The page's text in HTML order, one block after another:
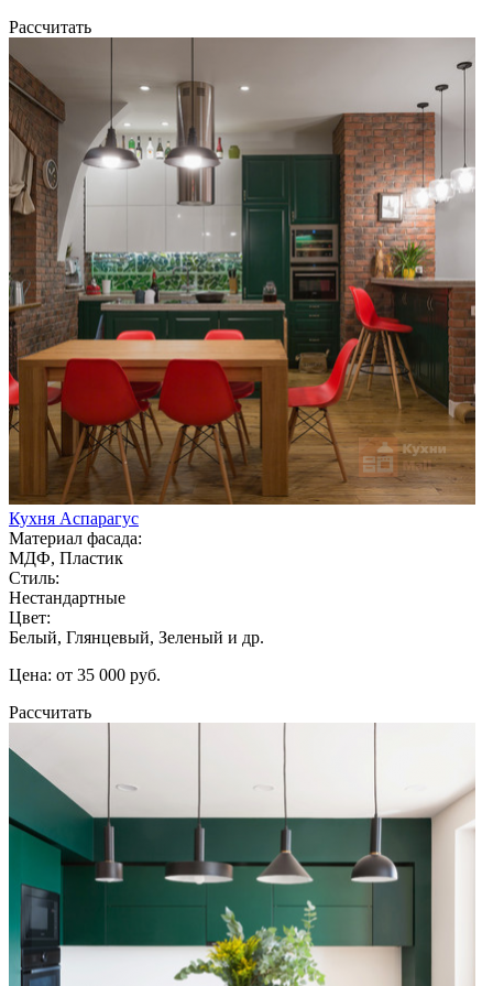
Рассчитать
Кухня Аспарагус
Материал фасада:
МДФ, Пластик
Стиль:
Нестандартные
Цвет:
Белый, Глянцевый, Зеленый и др.
Цена: от 35 000 руб.
Рассчитать